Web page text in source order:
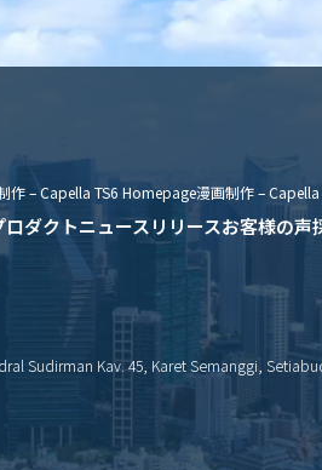
作 – Capella TS6 Homepage漫画制作 – Capella
ロダクトニュースリリースお客様の声
Sudirman Kav. 45, Karet Semanggi,